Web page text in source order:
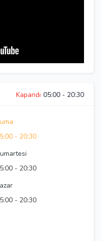
Kapandı 05:00 - 20:30
- 20:30
- 20:30
- 20:30